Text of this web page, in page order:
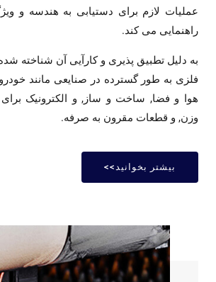
لازم برای دستیابی به هندسه و ویژگی
می کند.
دلیل تطبیق پذیری و کارآیی آن شناخته شده
به طور گسترده در صنایعی مانند خودرو
و فضا, ساخت و ساز, و الکترونیک برای
و قطعات مقرون به صرفه.
بیشتر بخوانید>>